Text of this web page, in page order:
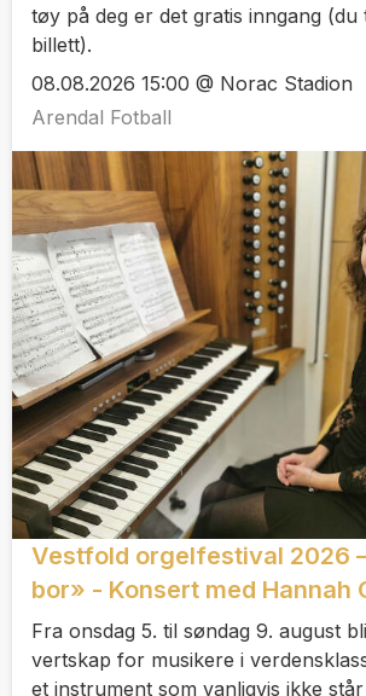
tøy på deg er det gratis inngang (du
billett).
08.08.2026 15:00 @ Norac Stadion
Arendal Fotball
Vestfold orgelfestival 2026
bor» - Konsert med Hannah
Fra onsdag 5. til søndag 9. august
vertskap for musikere i
et instrument som vanligvis ikke